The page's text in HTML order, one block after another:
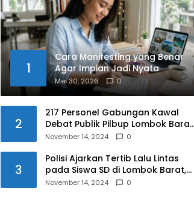
1
Cara Manifesting yang Benar
Agar Impian Jadi Nyata
Mei 30, 2026 0
2
217 Personel Gabungan Kawal
Debat Publik Pilbup Lombok Barat
2024
November 14, 2024 0
3
Polisi Ajarkan Tertib Lalu Lintas
pada Siswa SD di Lombok Barat,
Apa Saja Materinya?
November 14, 2024 0